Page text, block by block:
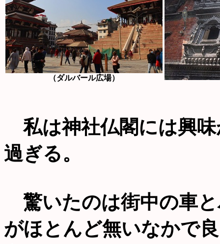
（ダルバール広場）
私は神社仏閣には興
過ぎる。
驚いたのは街中の車
がほとんど無いなかで